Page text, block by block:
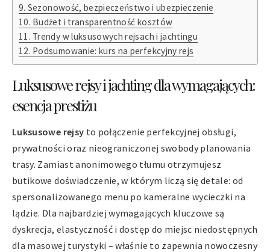
Sezonowość, bezpieczeństwo i ubezpieczenie
Budżet i transparentność kosztów
Trendy w luksusowych rejsach i jachtingu
Podsumowanie: kurs na perfekcyjny rejs
Luksusowe rejsy i jachting dla wymagających:
esencja prestiżu
Luksusowe rejsy to połączenie perfekcyjnej obsługi,
prywatności oraz nieograniczonej swobody planowania
trasy. Zamiast anonimowego tłumu otrzymujesz
butikowe doświadczenie, w którym liczą się detale: od
spersonalizowanego menu po kameralne wycieczki na
lądzie. Dla najbardziej wymagających kluczowe są
dyskrecja, elastyczność i dostęp do miejsc niedostępnych
dla masowej turystyki – właśnie to zapewnia nowoczesny